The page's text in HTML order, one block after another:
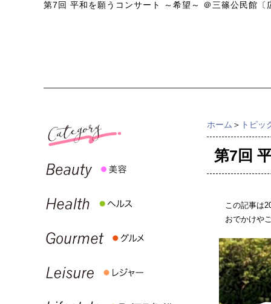
第7回 平和を願うコンサート ～希望～ ＠三篠公民館〔
ホーム ＞ トピッ
第7回
この記事は
おでかけや